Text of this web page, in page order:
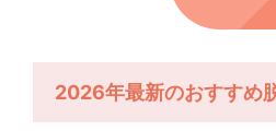
2026年最新のおすすめ